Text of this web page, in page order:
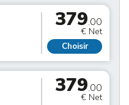
379.00
€ Net
Choisir
379.00
€ Net